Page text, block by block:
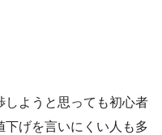
しようと思っても初心者
げを言いにくい人も多